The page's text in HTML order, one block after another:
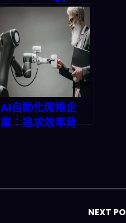
(MRVL) 2026 AI
半導體投資機會剖
析：資料中心營收
暴增 98% 背後的
高股息潛力與風險
AI自動化席捲企
業：追求效率背
NEXT